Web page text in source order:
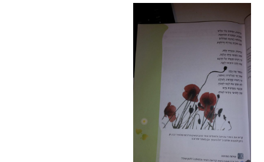
כל הכתבות
הרשמה לעדכונים
מן התקשורת
הבחירות לרשויות
המקומיות
הכשרת הורים
לאקטיביזם בחינוך